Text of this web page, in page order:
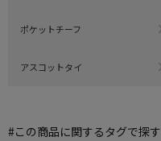
ポケットチーフ
アスコットタイ
#この商品に関するタグで探す